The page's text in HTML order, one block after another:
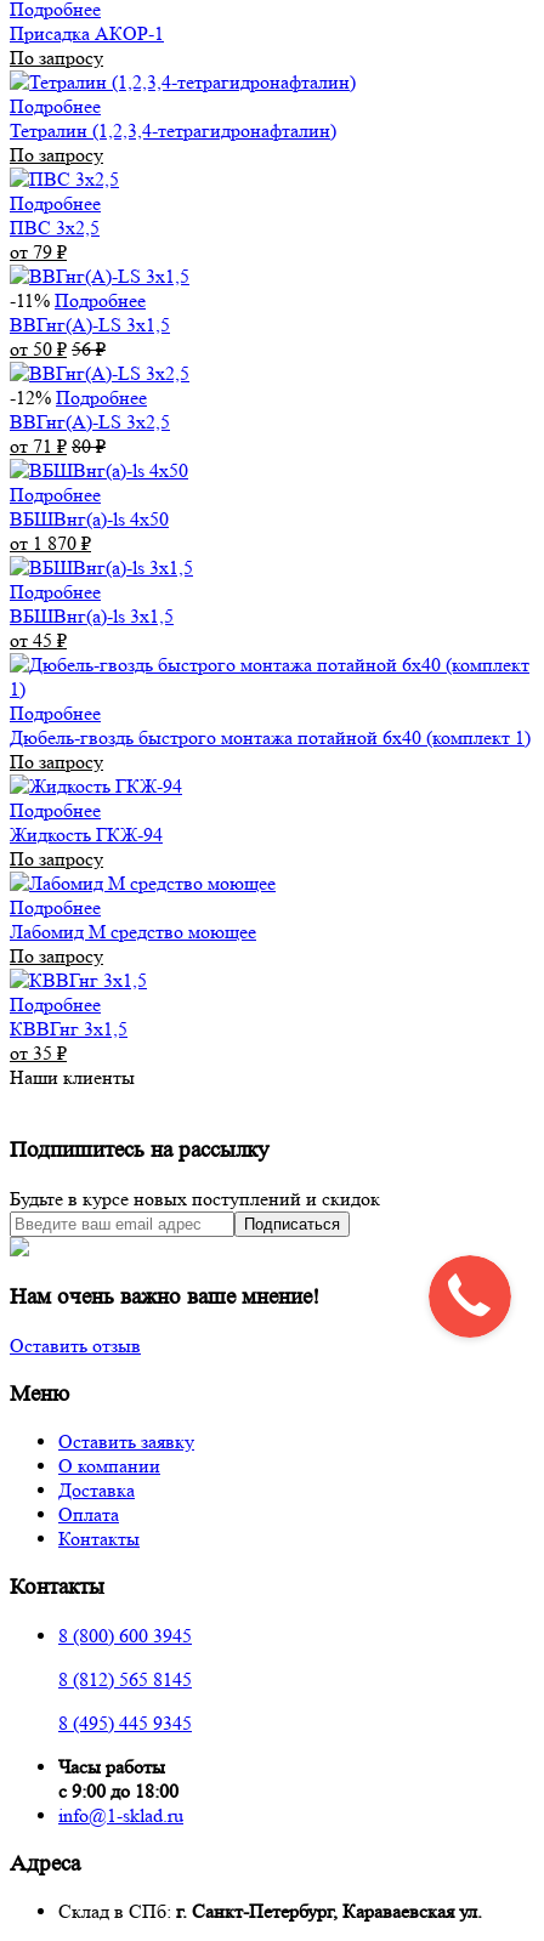
Подробнее
Присадка АКОР-1
По запросу
Подробнее
Тетралин (1,2,3,4-тетрагидронафталин)
По запросу
Подробнее
ПВС 3х2,5
от 79 ₽
-11% Подробнее
ВВГнг(А)-LS 3х1,5
от 50 ₽ 56₽
-12% Подробнее
ВВГнг(А)-LS 3х2,5
от 71 ₽ 80₽
Подробнее
ВБШВнг(а)-ls 4x50
от 1 870 ₽
Подробнее
ВБШВнг(а)-ls 3х1,5
от 45 ₽
Подробнее
Дюбель-гвоздь быстрого монтажа потайной 6х40 (комплект 1)
По запросу
Подробнее
Жидкость ГКЖ-94
По запросу
Подробнее
Лабомид М средство моющее
По запросу
Подробнее
КВВГнг 3х1,5
от 35 ₽
Наши клиенты
Подпишитесь на рассылку
Будьте в курсе новых поступлений и скидок
Подписаться
Нам очень важно ваше мнение!
Оставить отзыв
Меню
Оставить заявку
О компании
Доставка
Оплата
Контакты
Контакты
8 (800) 600 3945
8 (812) 565 8145
8 (495) 445 9345
Часы работы
с 9:00 до 18:00
info@1-sklad.ru
Адреса
Склад в СПб: г. Санкт-Петербург, Караваевская ул.